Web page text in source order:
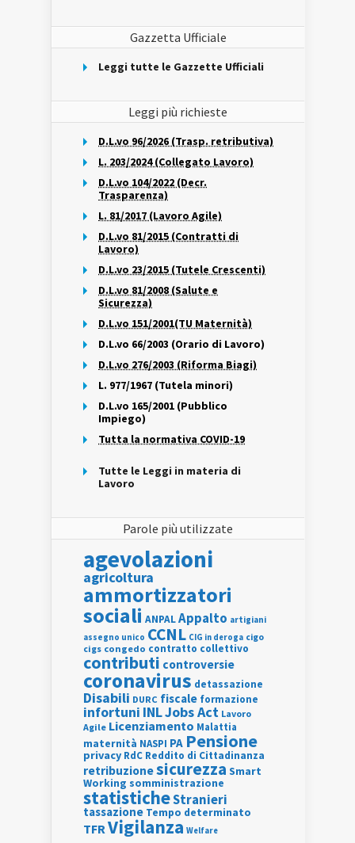
Gazzetta Ufficiale
Leggi tutte le Gazzette Ufficiali
Leggi più richieste
D.L.vo 96/2026 (Trasp. retributiva)
L. 203/2024 (Collegato Lavoro)
D.L.vo 104/2022 (Decr.
Trasparenza)
L. 81/2017 (Lavoro Agile)
D.L.vo 81/2015 (Contratti di
Lavoro)
D.L.vo 23/2015 (Tutele Crescenti)
D.L.vo 81/2008 (Salute e
Sicurezza)
D.L.vo 151/2001(TU Maternità)
D.L.vo 66/2003 (Orario di Lavoro)
D.L.vo 276/2003 (Riforma Biagi)
L. 977/1967 (Tutela minori)
D.L.vo 165/2001 (Pubblico
Impiego)
Tutta la normativa COVID-19
Tutte le Leggi in materia di
Lavoro
Parole più utilizzate
agevolazioni
agricoltura
ammortizzatori
sociali ANPALAppalto artigiani
assegno unico CCNL CIG in deroga cigo
cigs congedo contratto collettivo
contributi controversie
coronavirus detassazione
Disabili DURC fiscale formazione
infortuni INLJobs Act Lavoro
Agile Licenziamento Malattia
maternità NASPI PA Pensione
privacy RdC Reddito di Cittadinanza
retribuzionesicurezza Smart
Working somministrazione
statisticheStranieri
tassazione Tempo determinato
TFR Vigilanza Welfare